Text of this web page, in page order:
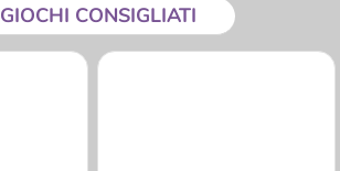
GIOCHI CONSIGLIATI